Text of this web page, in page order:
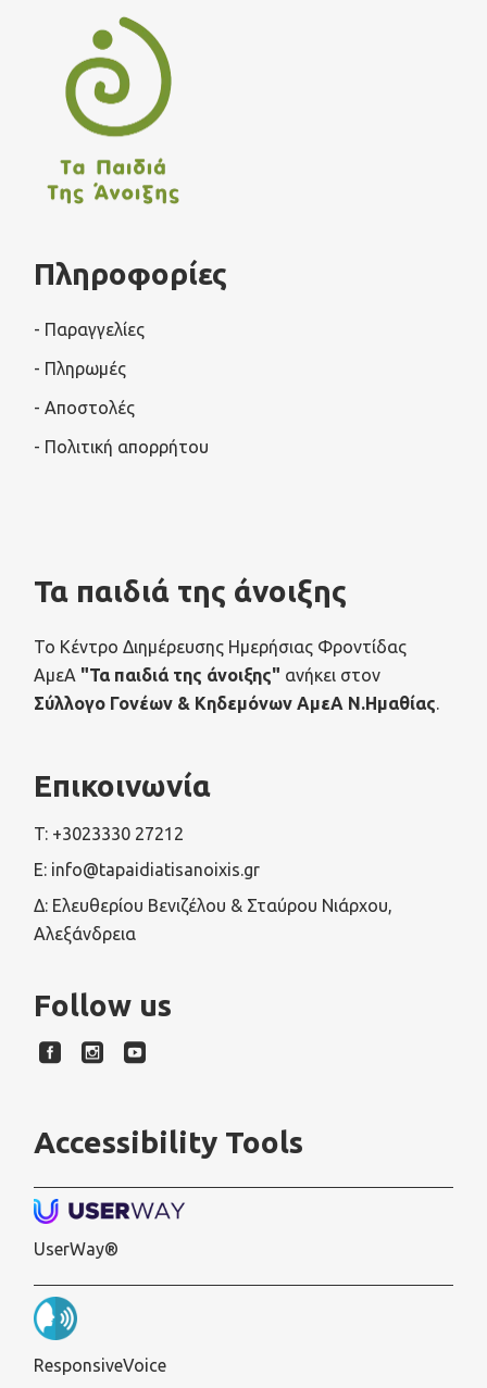
Πληροφορίες
- Παραγγελίες
- Πληρωμές
- Αποστολές
- Πολιτική απορρήτου
Τα παιδιά της άνοιξης
Το Κέντρο Διημέρευσης Ημερήσιας Φροντίδας
ΑμεΑ "Τα παιδιά της άνοιξης" ανήκει στον
Σύλλογο Γονέων & Κηδεμόνων ΑμεΑ Ν.Ημαθίας.
Επικοινωνία
T: +3023330 27212
E: info@tapaidiatisanoixis.gr
Δ: Ελευθερίου Βενιζέλου & Σταύρου Νιάρχου,
Αλεξάνδρεια
Follow us
Accessibility Tools
UserWay®
ResponsiveVoice